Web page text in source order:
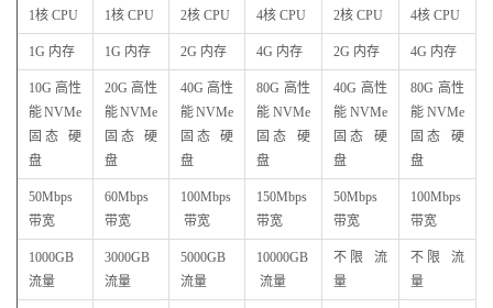
1核 CPU 1核 CPU 2核 CPU 4核 CPU 2核 CPU 4核 CPU
1G 内存 1G 内存 2G 内存 4G 内存 2G 内存 4G 内存
10G 高性
能NVMe
固态 硬
盘
20G 高性
能NVMe
固态 硬
盘
40G 高性
能NVMe
固态 硬
盘
80G 高性
能NVMe
固态 硬
盘
40G 高性
能NVMe
固态 硬
盘
80G 高性
能NVMe
固态 硬
盘
50Mbps
带宽
60Mbps
带宽
100Mbps
带宽
150Mbps
带宽
50Mbps
带宽
100Mbps
带宽
1000GB
流量
3000GB
流量
5000GB
流量
10000GB
流量
不限 流
量
不限 流
量